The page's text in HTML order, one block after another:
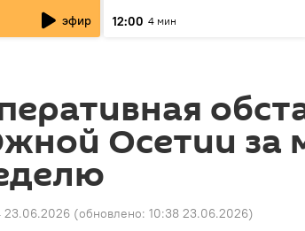
эфир 12:00 4 мин
Осетии за
23.06.2026 (обновлено: 10:38 23.06.2026)